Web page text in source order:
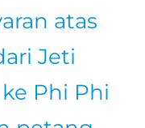
atas
Jeti
Phi Phi